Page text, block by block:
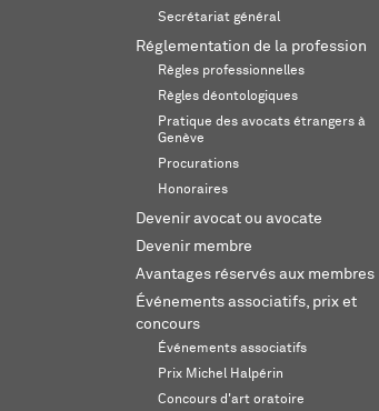
Secrétariat général
Réglementation de la profession
Règles professionnelles
Règles déontologiques
Pratique des avocats étrangers à
Genève
Procurations
Honoraires
Devenir avocat ou avocate
Devenir membre
Avantages réservés aux membres
Événements associatifs, prix et
concours
Événements associatifs
Prix Michel Halpérin
Concours d'art oratoire